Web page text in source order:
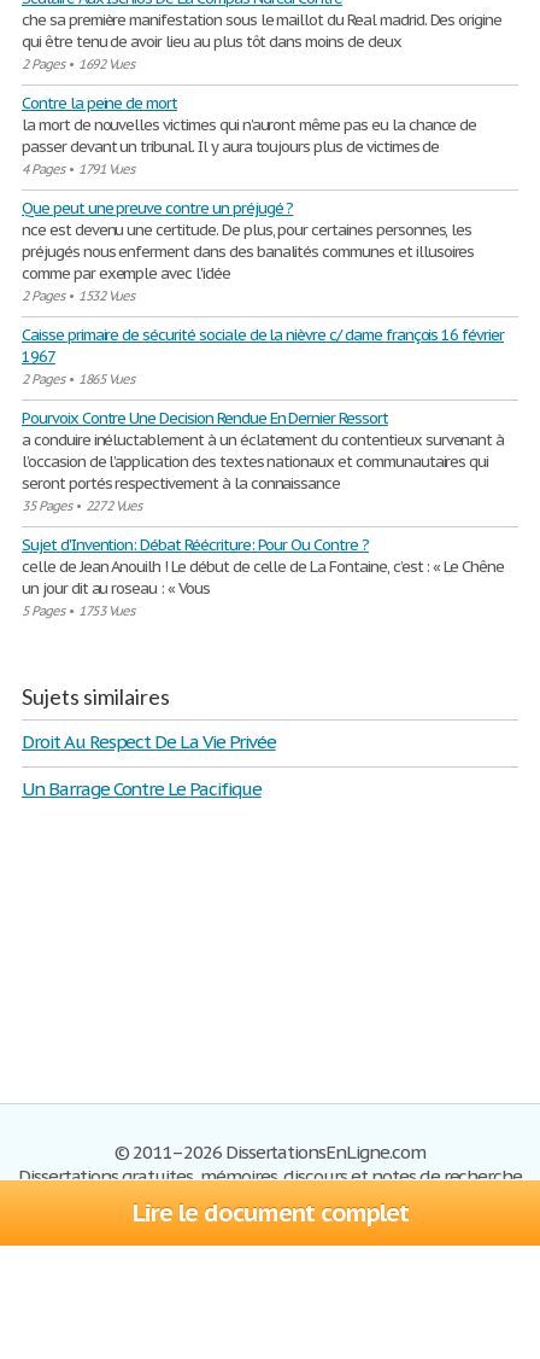
Lire le document complet
che sa première manifestation sous le maillot du Real madrid. Des origine
qui être tenu de avoir lieu au plus tôt dans moins de deux
2 Pages• 1692 Vues
Contre la peine de mort
la mort de nouvelles victimes qui n’auront même pas eu la chance de
passer devant un tribunal. Il y aura toujours plus de victimes de
4 Pages• 1791 Vues
Que peut une preuve contre un préjugé ?
nce est devenu une certitude. De plus, pour certaines personnes, les
préjugés nous enferment dans des banalités communes et illusoires
comme par exemple avec l'idée
2 Pages• 1532 Vues
Caisse primaire de sécurité sociale de la nièvre c/ dame françois 16 février
1967
2 Pages• 1865 Vues
Pourvoix Contre Une Decision Rendue En Dernier Ressort
a conduire inéluctablement à un éclatement du contentieux survenant à
l’occasion de l’application des textes nationaux et communautaires qui
seront portés respectivement à la connaissance
35 Pages• 2272 Vues
Sujet d'Invention: Débat Réécriture: Pour Ou Contre ?
celle de Jean Anouilh ! Le début de celle de La Fontaine, c’est : « Le Chêne
un jour dit au roseau : « Vous
5 Pages• 1753 Vues
Sujets similaires
Droit Au Respect De La Vie Privée
Un Barrage Contre Le Pacifique
© 2011–2026 DissertationsEnLigne.com
Dissertations gratuites, mémoires, discours et notes de recherche